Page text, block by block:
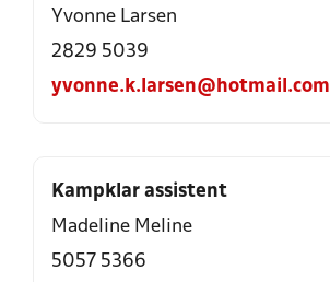
Yvonne Larsen
2829 5039
yvonne.k.larsen@hotmail.com
Kampklar assistent
Madeline Meline
5057 5366